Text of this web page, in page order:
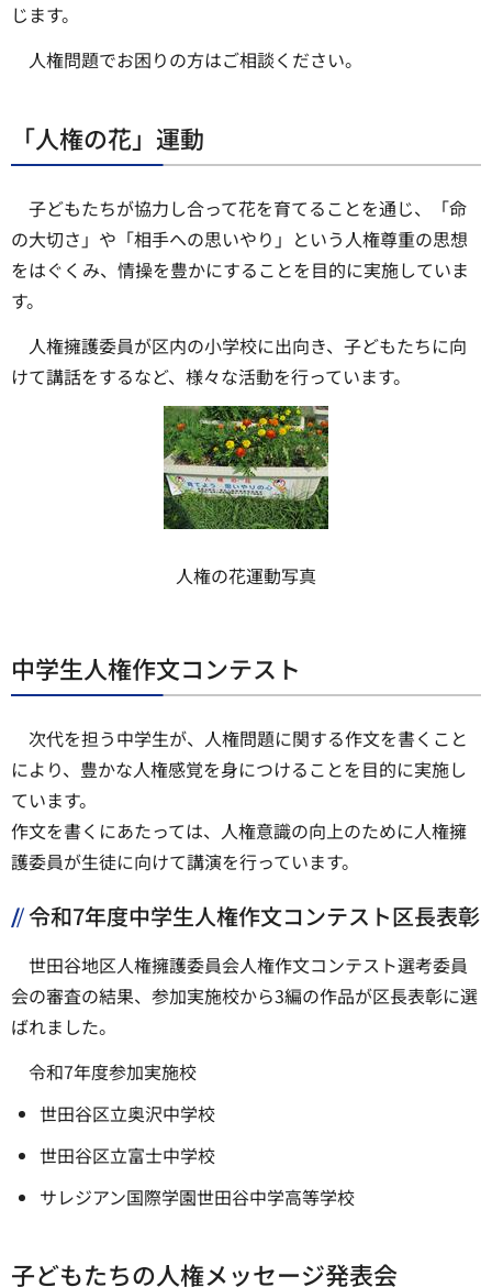
じます。
人権問題でお困りの方はご相談ください。
「人権の花」運動
子どもたちが協力し合って花を育てることを通じ、「命
の大切さ」や「相手への思いやり」という人権尊重の思想
をはぐくみ、情操を豊かにすることを目的に実施していま
す。
人権擁護委員が区内の小学校に出向き、子どもたちに向
けて講話をするなど、様々な活動を行っています。
人権の花運動写真
中学生人権作文コンテスト
次代を担う中学生が、人権問題に関する作文を書くこと
により、豊かな人権感覚を身につけることを目的に実施し
ています。
作文を書くにあたっては、人権意識の向上のために人権擁
護委員が生徒に向けて講演を行っています。
令和7年度中学生人権作文コンテスト区長表彰
世田谷地区人権擁護委員会人権作文コンテスト選考委員
会の審査の結果、参加実施校から3編の作品が区長表彰に選
ばれました。
令和7年度参加実施校
世田谷区立奥沢中学校
世田谷区立富士中学校
サレジアン国際学園世田谷中学高等学校
子どもたちの人権メッセージ発表会